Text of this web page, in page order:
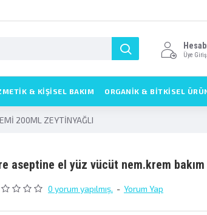
Üye
& KIŞISEL BAKIM ORGANİK & BİTKİSEL
200ML ZEYTİNYAĞLI
asepti̇ne el yüz vücüt nem.krem
0 yorum yapılmış. - Yorum Yap